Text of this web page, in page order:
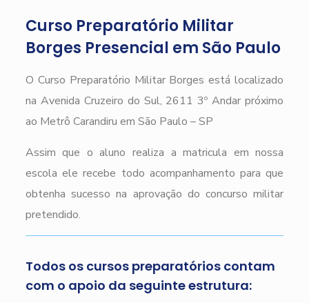
Curso Preparatório Militar
Borges Presencial em São Paulo
O Curso Preparatório Militar Borges está localizado
na Avenida Cruzeiro do Sul, 2611 3º Andar próximo
ao Metrô Carandiru em São Paulo – SP
Assim que o aluno realiza a matricula em nossa
escola ele recebe todo acompanhamento para que
obtenha sucesso na aprovação do concurso militar
pretendido.
Todos os cursos preparatórios contam
com o apoio da seguinte estrutura: